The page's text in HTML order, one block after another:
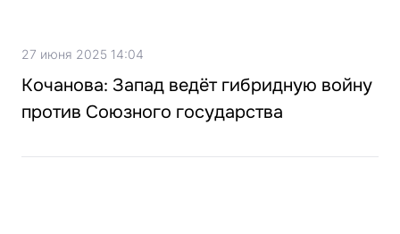
27 июня 2025 14:04
Кочанова: Запад ведёт гибридную войну
против Союзного государства